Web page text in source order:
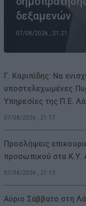
δεξαμενών
07/08/2026 , 21:21
Γ. Καριπίδης: Να
υποστελεχωμένες
Υπηρεσίες της Π.Ε.
07/08/2026 , 21:17
Προσλήψεις
προσωπικού στα Κ.Υ.
07/08/2026 , 21:13
Αύριο Σάββατο στη